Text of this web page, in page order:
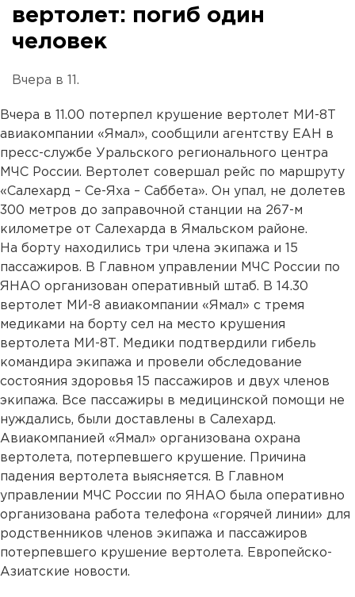
вертолет: погиб один
человек
Вчера в 11.
Вчера в 11.00 потерпел крушение вертолет МИ-8Т
авиакомпании «Ямал», сообщили агентству ЕАН в
пресс-службе Уральского регионального центра
МЧС России. Вертолет совершал рейс по маршруту
«Салехард – Се-Яха – Саббета». Он упал, не долетев
300 метров до заправочной станции на 267-м
километре от Салехарда в Ямальском районе.
На борту находились три члена экипажа и 15
пассажиров. В Главном управлении МЧС России по
ЯНАО организован оперативный штаб. В 14.30
вертолет МИ-8 авиакомпании «Ямал» с тремя
медиками на борту сел на место крушения
вертолета МИ-8Т. Медики подтвердили гибель
командира экипажа и провели обследование
состояния здоровья 15 пассажиров и двух членов
экипажа. Все пассажиры в медицинской помощи не
нуждались, были доставлены в Салехард.
Авиакомпанией «Ямал» организована охрана
вертолета, потерпевшего крушение. Причина
падения вертолета выясняется. В Главном
управлении МЧС России по ЯНАО была оперативно
организована работа телефона «горячей линии» для
родственников членов экипажа и пассажиров
потерпевшего крушение вертолета. Европейско-
Азиатские новости.